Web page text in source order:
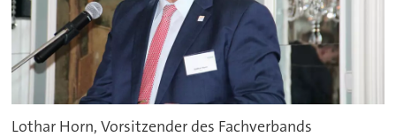
Lothar Horn, Vorsitzender des Fachverbands